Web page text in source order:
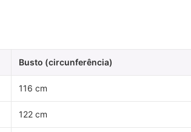
Busto (circunferência)
116 cm
122 cm